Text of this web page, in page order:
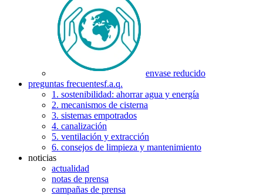
envase reducido
preguntas frecuentesf.a.q.
1. sostenibilidad: ahorrar agua y energía
2. mecanismos de cisterna
3. sistemas empotrados
4. canalización
5. ventilación y extracción
6. consejos de limpieza y mantenimiento
noticias
actualidad
notas de prensa
campañas de prensa